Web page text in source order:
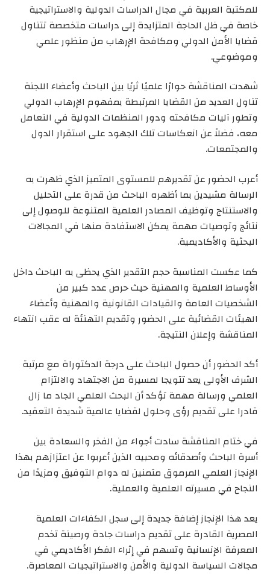
للمكتبة العربية في مجال الدراسات الدولية والاستراتيجية
خاصة في ظل الحاجة المتزايدة إلى دراسات متخصصة تتناول
قضايا الأمن الدولي ومكافحة الإرهاب من منظور علمي
وموضوعي.
شهدت المناقشة حوارًا علميًا ثريًا بين الباحث وأعضاء اللجنة
تناول العديد من القضايا المرتبطة بمفهوم الإرهاب الدولي
وتطور آليات مكافحته ودور المنظمات الدولية في التعامل
معه، فضلاً عن انعكاسات تلك الجهود على استقرار الدول
والمجتمعات.
أعرب الحضور عن تقديرهم للمستوى المتميز الذي ظهرت به
الرسالة مشيدين بما أظهره الباحث من قدرة على التحليل
والاستنتاج وتوظيف المصادر العلمية المتنوعة للوصول إلى
نتائج وتوصيات مهمة يمكن الاستفادة منها في المجالات
البحثية والأكاديمية.
كما عكست المناسبة حجم التقدير الذي يحظى به الباحث داخل
الأوساط العلمية والمهنية حيث حرص عدد كبير من
الشخصيات العامة والقيادات القانونية والمهنية وأعضاء
الهيئات القضائية على الحضور وتقديم التهنئة له عقب انتهاء
المناقشة وإعلان النتيجة.
أكد الحضور أن حصول الباحث على درجة الدكتوراة مع مرتبة
الشرف الأولى يعد تتويجا لمسيرة من الاجتهاد والالتزام
العلمي ورسالة مهمة تؤكد أن البحث العلمي الجاد ما زال
قادرا على تقديم رؤى وحلول لقضايا عالمية شديدة التعقيد.
في ختام المناقشة سادت أجواء من الفخر والسعادة بين
أسرة الباحث وأصدقائه ومحبيه الذين أعربوا عن اعتزازهم بهذا
الإنجاز العلمي المرموق متمنين له دوام التوفيق ومزيدًا من
النجاح في مسيرته العلمية والعملية.
يعد هذا الإنجاز إضافة جديدة إلى سجل الكفاءات العلمية
المصرية القادرة على تقديم دراسات جادة ورصينة تخدم
المعرفة الإنسانية وتسهم في إثراء الفكر الأكاديمي في
مجالات السياسة الدولية والأمن والاستراتيجيات المعاصرة.